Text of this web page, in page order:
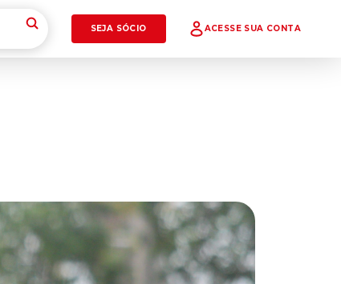
SEJA SÓCIO ACESSE SUA CONTA